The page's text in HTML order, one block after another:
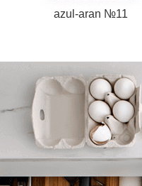
azul-aran №11